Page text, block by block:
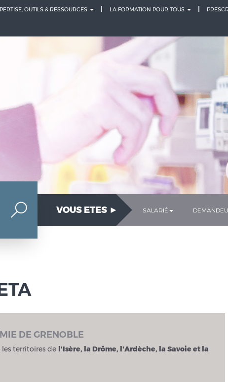
LA FORMATION POUR TOUS
OUTILS & RESSOURCES
VOUS ETES ► SALARIÉ
DE GRENOBLE
les territoires de l'Isère, la Drôme, l'Ardèche, la Savoie et la